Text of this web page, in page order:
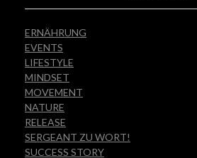
ERNÄHRUNG
EVENTS
LIFESTYLE
MINDSET
MOVEMENT
NATURE
RELEASE
SERGEANT ZU WORT!
SUCCESS STORY